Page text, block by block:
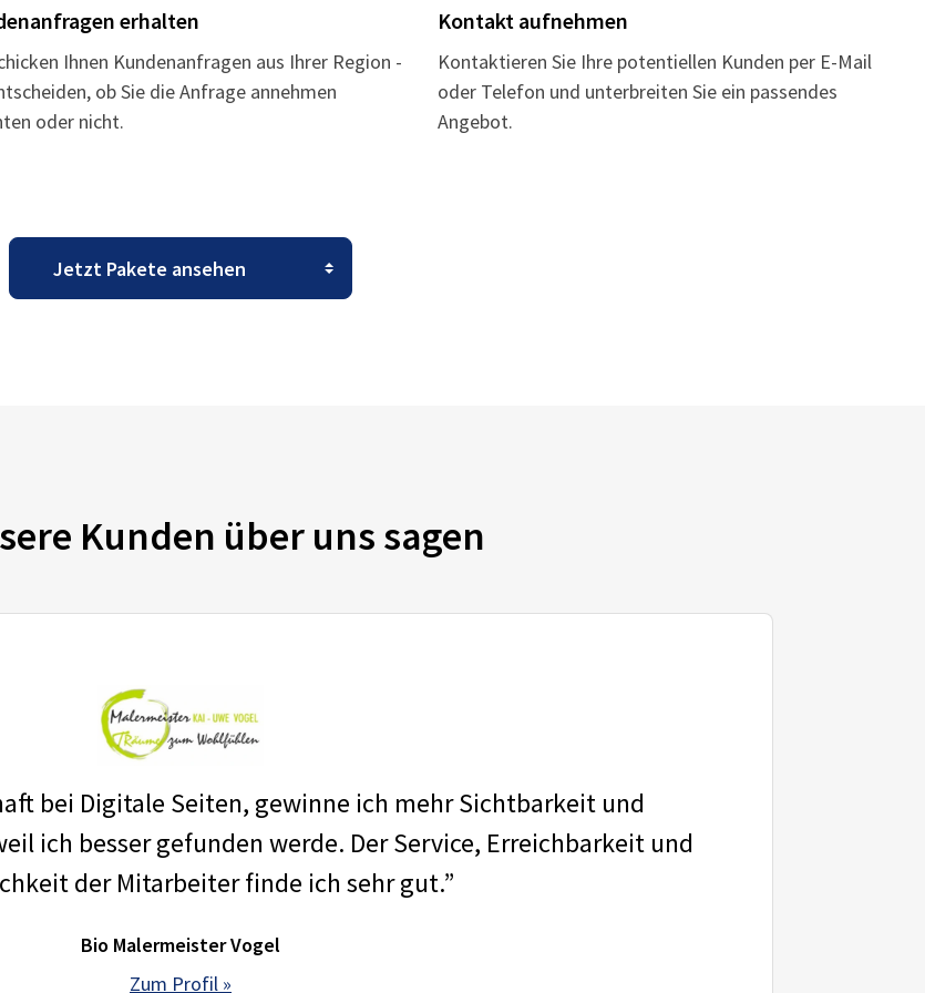
erhalten
Ihnen Kundenanfragen aus Ihrer Region -
ob Sie die Anfrage annehmen
oder nicht.
Kontakt aufnehmen
Kontaktieren Sie Ihre potentiellen Kunden per E-Mail
oder Telefon und unterbreiten Sie ein passendes
Angebot.
Kunden über uns sagen
bei Digitale Seiten, gewinne ich mehr Sichtbarkeit und
ich besser gefunden werde. Der Service, Erreichbarkeit und
der Mitarbeiter finde ich sehr gut.”
Bio Malermeister Vogel
Zum Profil »